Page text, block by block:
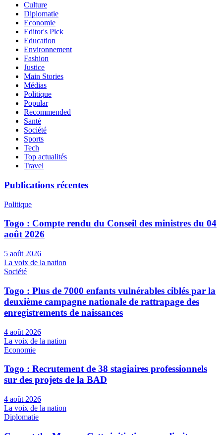
Culture
Diplomatie
Economie
Editor's Pick
Education
Environnement
Fashion
Justice
Main Stories
Médias
Politique
Popular
Recommended
Santé
Société
Sports
Tech
Top actualités
Travel
Publications récentes
Politique
Togo : Compte rendu du Conseil des ministres du 04
août 2026
5 août 2026
La voix de la nation
Société
Togo : Plus de 7000 enfants vulnérables ciblés par la
deuxième campagne nationale de rattrapage des
enregistrements de naissances
4 août 2026
La voix de la nation
Economie
Togo : Recrutement de 38 stagiaires professionnels
sur des projets de la BAD
4 août 2026
La voix de la nation
Diplomatie